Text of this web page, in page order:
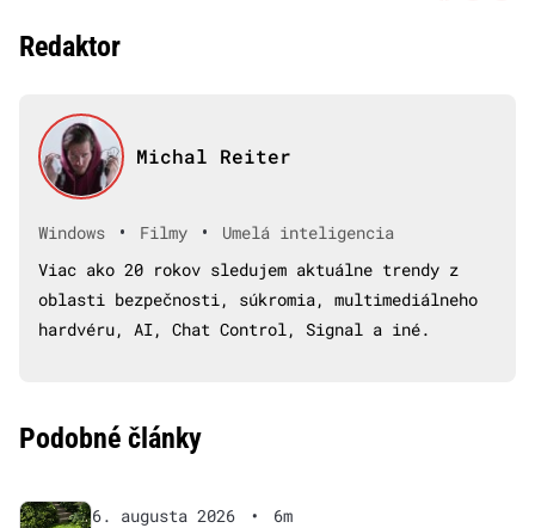
Redaktor
Michal Reiter
Windows • Filmy •
Umelá inteligencia
Viac ako 20 rokov sledujem aktuálne trendy z
oblasti bezpečnosti, súkromia, multimediálneho
hardvéru, AI, Chat Control, Signal a iné.
Podobné články
6. augusta 2026 •
6m